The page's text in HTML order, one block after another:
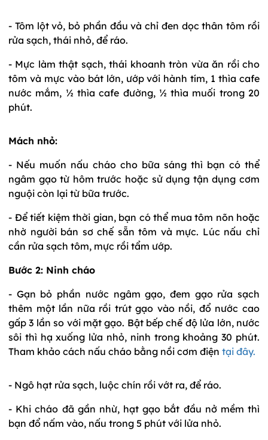
- Tôm lột vỏ, bỏ phần đầu và chỉ đen dọc thân tôm rồi
rửa sạch, thái nhỏ, để ráo.
- Mực làm thật sạch, thái khoanh tròn vừa ăn rồi cho
tôm và mực vào bát lớn, ướp với hành tím, 1 thìa cafe
nước mắm, ½ thìa cafe đường, ½ thìa muối trong 20
phút.
Mách nhỏ:
- Nếu muốn nấu cháo cho bữa sáng thì bạn có thể
ngâm gạo từ hôm trước hoặc sử dụng tận dụng cơm
nguội còn lại từ bữa trước.
- Để tiết kiệm thời gian, bạn có thể mua tôm nõn hoặc
nhờ người bán sơ chế sẵn tôm và mực. Lúc nấu chỉ
cần rửa sạch tôm, mực rồi tẩm ướp.
Bước 2: Ninh cháo
- Gạn bỏ phần nước ngâm gạo, đem gạo rửa sạch
thêm một lần nữa rồi trút gạo vào nồi, đổ nước cao
gấp 3 lần so với mặt gạo. Bật bếp chế độ lửa lớn, nước
sôi thì hạ xuống lửa nhỏ, ninh trong khoảng 30 phút.
Tham khảo cách nấu cháo bằng nồi cơm điện tại đây.
- Ngô hạt rửa sạch, luộc chín rồi vớt ra, để ráo.
- Khi cháo đã gần nhừ, hạt gạo bắt đầu nở mềm thì
bạn đổ nấm vào, nấu trong 5 phút với lửa nhỏ.